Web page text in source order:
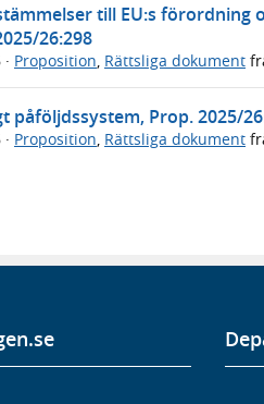
till EU:s
26:298
· Proposition Rättsliga dokument
Prop. 2025/
· Proposition, Rättsliga dokument